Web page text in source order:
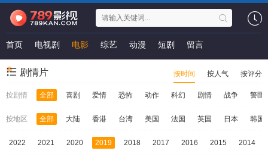
首页 电视剧 电影 综艺 动漫 短剧 留言
剧情片 按时间 按人气 按评分
按剧情 全部 喜剧 爱情 恐怖 动作 科幻 剧情 战争 警匪
按地区 全部 大陆 香港 台湾 美国 法国 英国 日本 韩国
2022 2021 2020 2019 2018 2017 2016 2015 2014